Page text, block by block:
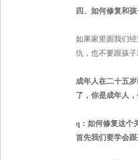
四、如何修复和
如果家里面我们
仇，也不要跟孩子
成年人在二十五
了，你是成年人
q ：如何修复这个
首先我们要学会跟